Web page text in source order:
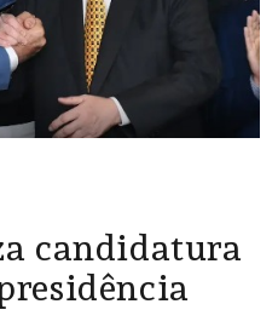
candidatura